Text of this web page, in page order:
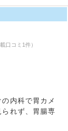
口コミ1件）
内科で胃カメ
れず、胃腸専